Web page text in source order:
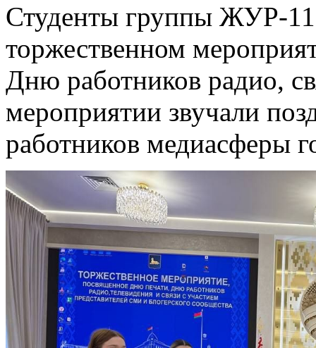
Студенты группы ЖУР-11
торжественном
Дню работников радио,
мероприятии звучали
работников медиасферы